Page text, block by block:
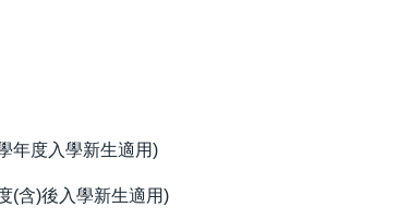
年度入學新生適用)
(含)後入學新生適用)